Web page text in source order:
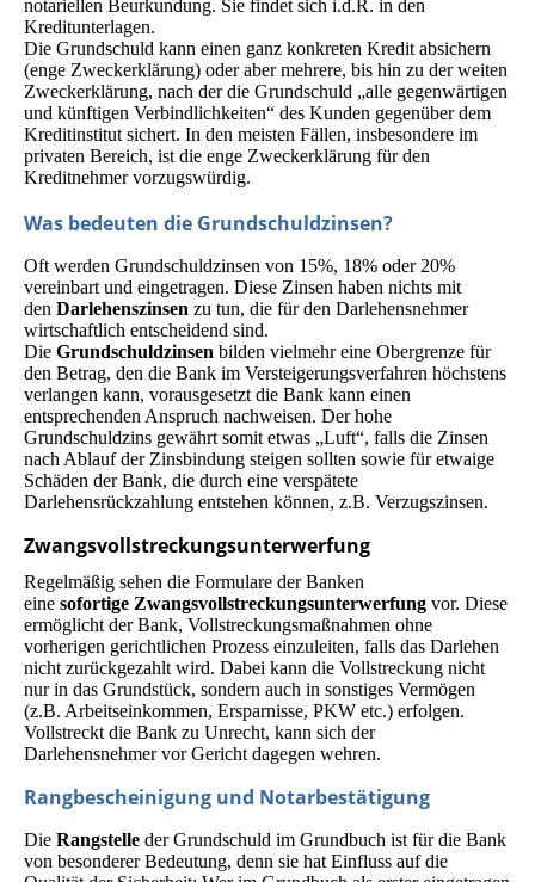
notariellen Beurkundung. Sie findet sich i.d.R. in den
Kreditunterlagen.
Die Grundschuld kann einen ganz konkreten Kredit absichern
(enge Zweckerklärung) oder aber mehrere, bis hin zu der weiten
Zweck­erklärung, nach der die Grundschuld „alle gegenwärtigen
und künftigen Verbindlichkeiten“ des Kunden gegenüber dem
Kreditinstitut sichert. In den meisten Fällen, insbesondere im
privaten Bereich, ist die enge Zweckerklärung für den
Kreditnehmer vorzugswürdig.
Was bedeuten die Grundschuldzinsen?
Oft werden Grundschuldzinsen von 15%, 18% oder 20%
vereinbart und eingetragen. Diese Zinsen haben nichts mit
den Darlehenszinsen zu tun, die für den Darlehensnehmer
wirtschaftlich entscheidend sind.
Die Grundschuldzinsen bilden vielmehr eine Obergrenze für
den Betrag, den die Bank im Versteigerungsverfahren höchstens
verlangen kann, vorausgesetzt die Bank kann einen
entsprechenden Anspruch nachweisen. Der hohe
Grundschuldzins gewährt somit etwas „Luft“, falls die Zinsen
nach Ablauf der Zinsbindung steigen sollten sowie für etwaige
Schäden der Bank, die durch eine verspätete
Darlehensrückzahlung entstehen können, z.B. Verzugszinsen.
Zwangsvollstreckungsunterwerfung
Regelmäßig sehen die Formulare der Banken
eine sofortige Zwangs­voll­streckungs­­unter­werfung vor. Diese
ermöglicht der Bank, Vollstreckungsmaßnahmen ohne
vorherigen gerichtlichen Prozess einzuleiten, falls das Darlehen
nicht zurückgezahlt wird. Dabei kann die Vollstreckung nicht
nur in das Grundstück, sondern auch in sonstiges Vermögen
(z.B. Arbeitseinkommen, Ersparnisse, PKW etc.) erfolgen.
Vollstreckt die Bank zu Unrecht, kann sich der
Darlehensnehmer vor Gericht dagegen wehren.
Rangbescheinigung und Notarbestätigung
Die Rangstelle der Grundschuld im Grundbuch ist für die Bank
von besonderer Bedeutung, denn sie hat Einfluss auf die